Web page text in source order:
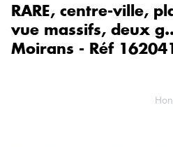
RARE, centre-ville,
vue massifs, deux
Moirans - Réf